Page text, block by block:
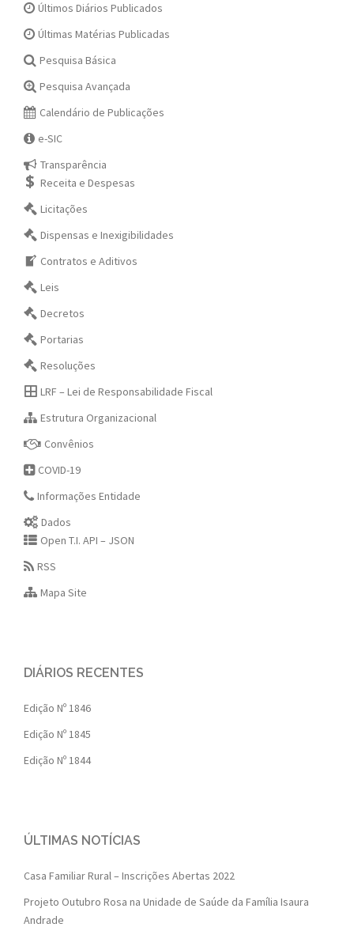
Últimos Diários Publicados
Últimas Matérias Publicadas
Pesquisa Básica
Pesquisa Avançada
Calendário de Publicações
e-SIC
Transparência
Receita e Despesas
Licitações
Dispensas e Inexigibilidades
Contratos e Aditivos
Leis
Decretos
Portarias
Resoluções
LRF – Lei de Responsabilidade Fiscal
Estrutura Organizacional
Convênios
COVID-19
Informações Entidade
Dados
Open T.I. API – JSON
RSS
Mapa Site
DIÁRIOS RECENTES
Edição Nº 1846
Edição Nº 1845
Edição Nº 1844
ÚLTIMAS NOTÍCIAS
Casa Familiar Rural – Inscrições Abertas 2022
Projeto Outubro Rosa na Unidade de Saúde da Família Isaura
Andrade